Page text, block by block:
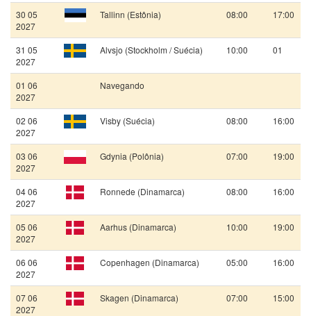
30 05
2027
Tallinn (Estônia) 08:00 17:00
31 05
2027
Alvsjo (Stockholm / Suécia) 10:00 01
01 06
2027
Navegando
02 06
2027
Visby (Suécia) 08:00 16:00
03 06
2027
Gdynia (Polônia) 07:00 19:00
04 06
2027
Ronnede (Dinamarca) 08:00 16:00
05 06
2027
Aarhus (Dinamarca) 10:00 19:00
06 06
2027
Copenhagen (Dinamarca) 05:00 16:00
07 06
2027
Skagen (Dinamarca) 07:00 15:00